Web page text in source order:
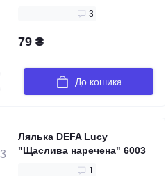
3
79 ₴
До кошика
Лялька DEFA Lucy
"Щаслива наречена" 6003
1